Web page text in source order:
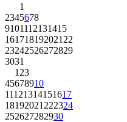
1
2345678
9101112131415
161718192021 22
23242526272829
3031
1 23
45678910
11121314151617
18192021 222324
252627282930